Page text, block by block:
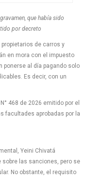
que había sido
por decreto
de carros y
en mora con el impuesto
ponerse al día pagando solo
Es decir, con un
468 de 2026 emitido por el
facultades aprobadas por la
Yeini Chivatá
sobre las sanciones, pero se
No obstante, el requisito